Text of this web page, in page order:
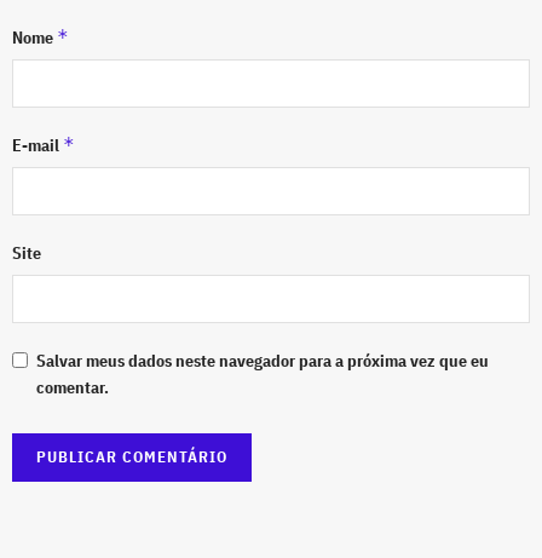
Nome *
E-mail *
Site
Salvar meus dados neste navegador para a próxima vez que eu
comentar.